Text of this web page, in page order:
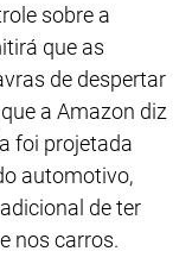
sobre a
que as
de despertar
a Amazon diz
foi projetada
automotivo,
de ter
nos carros.